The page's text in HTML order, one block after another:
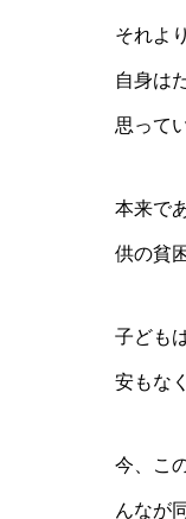
それよ
自身は
思って
本来で
供の貧
子ども
安もな
今、こ
んなが